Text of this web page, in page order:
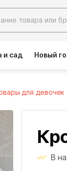
и сад Новый
для девочек
В